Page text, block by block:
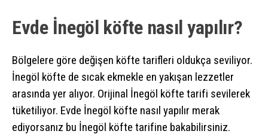
Evde İnegöl köfte nasıl yapılır?
Bölgelere göre değişen köfte tarifleri oldukça seviliyor.
İnegöl köfte de sıcak ekmekle en yakışan lezzetler
arasında yer alıyor. Orijinal İnegöl köfte tarifi sevilerek
tüketiliyor. Evde İnegöl köfte nasıl yapılır merak
ediyorsanız bu İnegöl köfte tarifine bakabilirsiniz.